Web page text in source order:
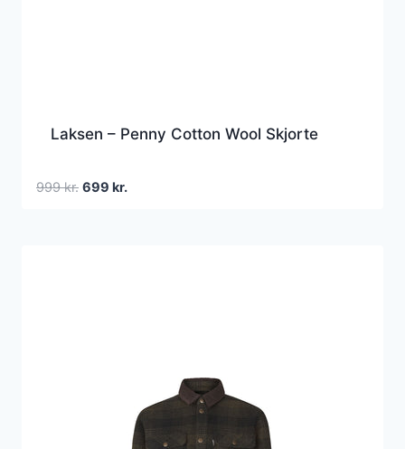
Laksen – Penny Cotton Wool Skjorte
999kr. Den
699 kr.